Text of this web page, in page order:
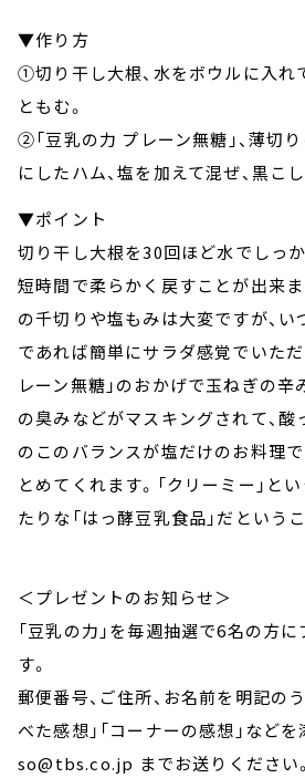
▼作り方
①切り干し大根、水をボウルに入れ
ともむ。
②「豆乳の力 プレーン無糖」、薄切
にしたハム、塩を加えて混ぜ、黒こ
▼ポイント
切り干し大根を30回ほど水でしっ
短時間で柔らかく戻すことが出来
の千切りや塩もみは大変ですが、
であれば簡単にサラダ感覚でいただ
レーン無糖」のおかげで玉ねぎの辛
の臭みなどがマスキングされて、酸
のこのバランスが塩だけのお料理
とめてくれます。「クリーミー」と
たりな「はっ酵豆乳食品」だという
＜プレゼントのお知らせ＞
「豆乳の力」を毎週抽選で6名の方
す。
郵便番号、ご住所、お名前を明記のう
べた感想」「コーナーの感想」などを
so@tbs.co.jp までお送りください